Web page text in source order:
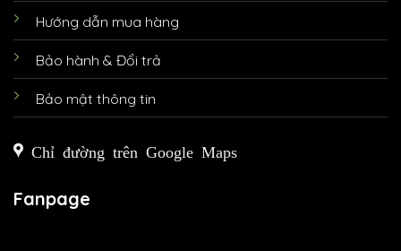
Hướng dẫn mua hàng
Bảo hành & Đổi trả
Bảo mật thông tin
Chỉ đường trên Google Maps
Fanpage